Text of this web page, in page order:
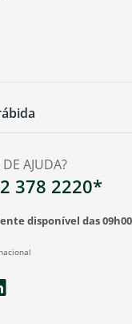
DE AJUDA?
378 2220*
disponível das 09h00